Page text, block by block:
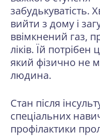
вийти з дому і
ввімкнений газ,
ліків. Їй
який фізично не
людина.
Стан після
спеціальних
профілактики